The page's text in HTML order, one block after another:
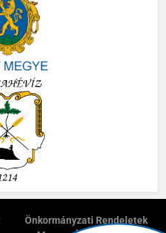
Önkormányzati Rendeletek